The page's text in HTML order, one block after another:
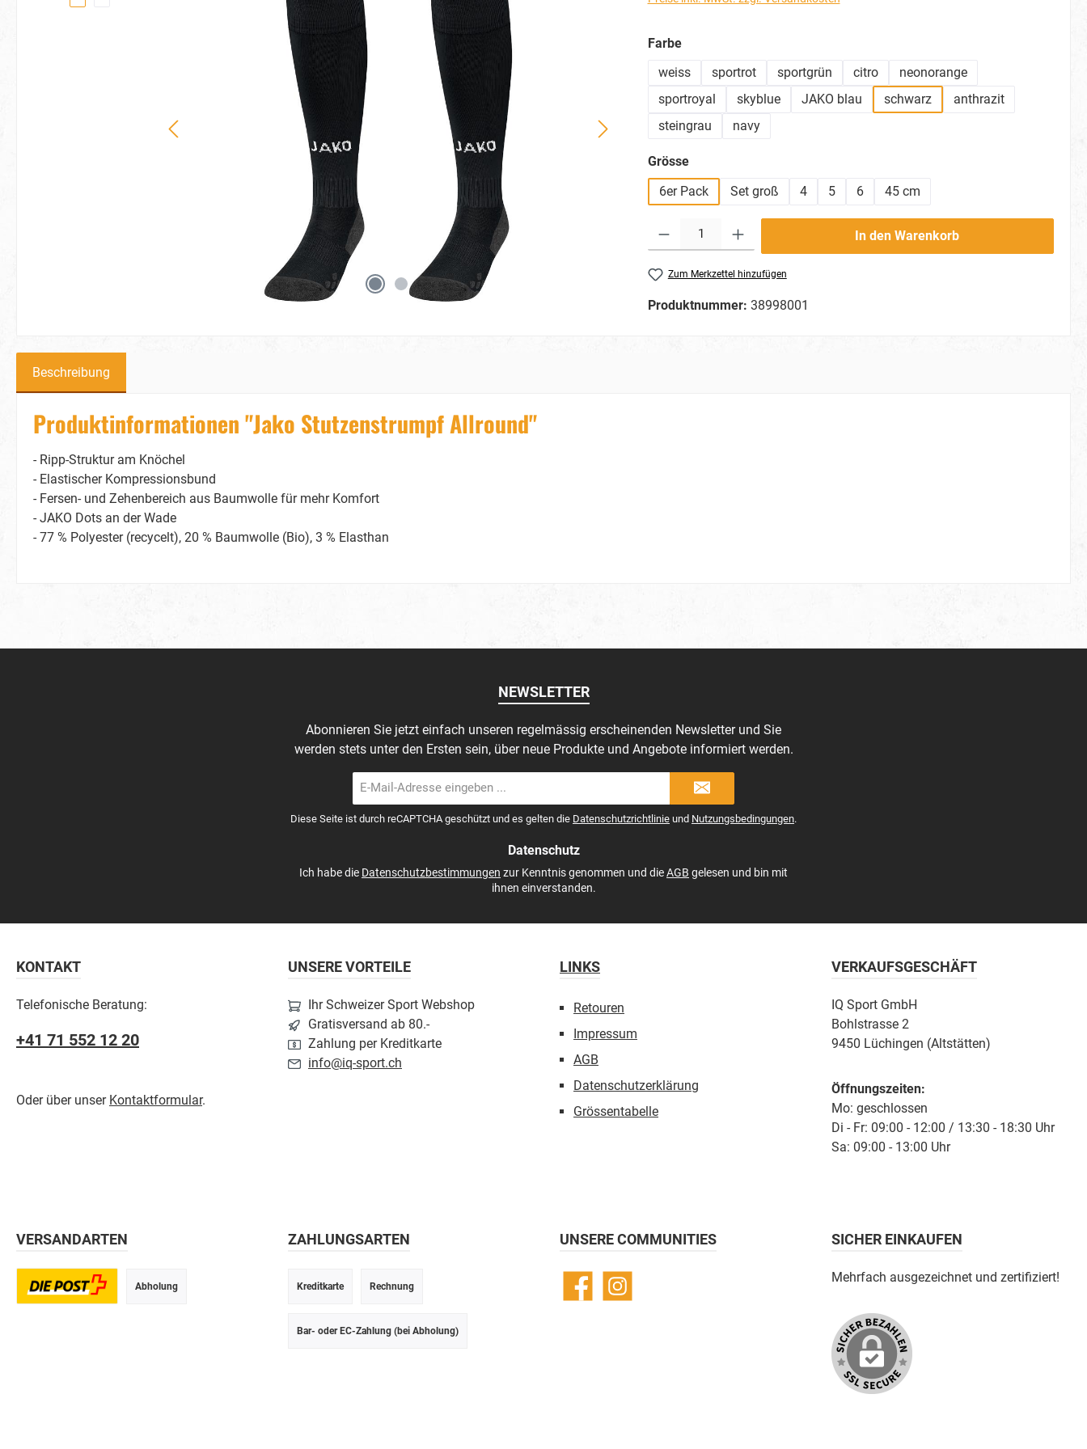
Farbeauswählen
weiss
sportrot sportgrün citro
neonorange
sportroyal
skyblue JAKO blau schwarz
anthrazit
steingrau
navy
Grösseauswählen
6er Pack
Set groß 4 5 6 45 cm
In den Warenkorb
Zum Merkzettel hinzufügen
Produktnummer: 38998001
Beschreibung
Produktinformationen "Jako Stutzenstrumpf Allround"
- Ripp-Struktur am Knöchel
- Elastischer Kompressionsbund
- Fersen- und Zehenbereich aus Baumwolle für mehr Komfort
- JAKO Dots an der Wade
- 77 % Polyester (recycelt), 20 % Baumwolle (Bio), 3 % Elasthan
NEWSLETTER
Abonnieren Sie jetzt einfach unseren regelmässig erscheinenden Newsletter und Sie
werden stets unter den Ersten sein, über neue Produkte und Angebote informiert werden.
Mail-
*
Diese Seite ist durch reCAPTCHA geschützt und es gelten die Datenschutzrichtlinie und Nutzungsbedingungen.
Datenschutz
Ich habe die Datenschutzbestimmungen zur Kenntnis genommen und dieAGB gelesen und bin mit
ihnen einverstanden.
KONTAKT
Telefonische Beratung:
+41 71 552 12 20
Oder über unser Kontaktformular.
UNSERE VORTEILE
Ihr Schweizer Sport Webshop
Gratisversand ab 80.-
Zahlung per Kreditkarte
info@iq-sport.ch
LINKS
Retouren
Impressum
AGB
Datenschutzerklärung
Grössentabelle
VERKAUFSGESCHÄFT
IQ Sport GmbH
Bohlstrasse 2
9450 Lüchingen (Altstätten)
Öffnungszeiten:
Mo: geschlossen
Di - Fr: 09:00 - 12:00 / 13:30 - 18:30 Uhr
Sa: 09:00 - 13:00 Uhr
VERSANDARTEN
Abholung
ZAHLUNGSARTEN
Kreditkarte Rechnung
Bar- oder EC-Zahlung (bei Abholung)
UNSERE COMMUNITIES
FacebookInstagram
SICHER EINKAUFEN
Mehrfach ausgezeichnet und zertifiziert!